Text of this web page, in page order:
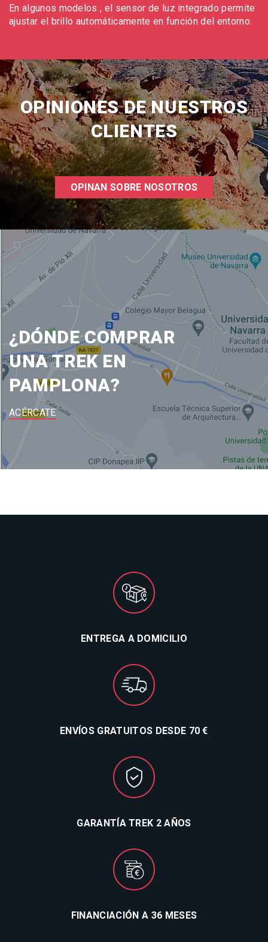
En algunos modelos , el sensor de luz integrado permite
ajustar el brillo automáticamente en función del entorno.
OPINIONES DE NUESTROS
CLIENTES
OPINAN SOBRE NOSOTROS
¿DÓNDE COMPRAR
UNA TREK EN
PAMPLONA?
ACÉRCATE
ENTREGA A DOMICILIO
ENVÍOS GRATUITOS DESDE 70 €
GARANTÍA TREK 2 AÑOS
FINANCIACIÓN A 36 MESES